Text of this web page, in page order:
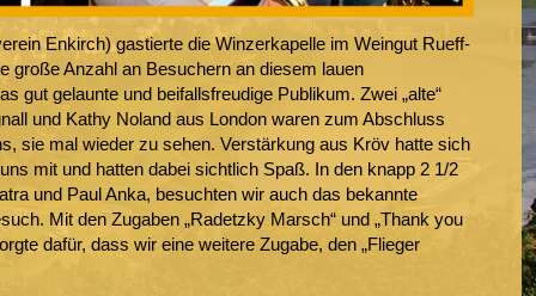
Enkirch) gastierte die Winzerkapelle im Weingut Rueff-
große Anzahl an Besuchern an diesem lauen
gut gelaunte und beifallsfreudige Publikum. Zwei „alte“
und Kathy Noland aus London waren zum Abschluss
sie mal wieder zu sehen. Verstärkung aus Kröv hatte sich
mit und hatten dabei sichtlich Spaß. In den knapp 2 1/2
und Paul Anka, besuchten wir auch das bekannte
Mit den Zugaben „Radetzky Marsch“ und „Thank you
dafür, dass wir eine weitere Zugabe, den „Flieger